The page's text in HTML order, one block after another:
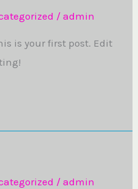
/admin
is your first post. Edit
/admin